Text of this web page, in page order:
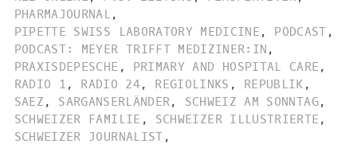
PHARMAJOURNAL ,
PIPETTE SWISS LABORATORY MEDICINE , PODCAST ,
PODCAST: MEYER TRIFFT MEDIZINER:IN ,
PRAXISDEPESCHE , PRIMARY AND HOSPITAL CARE ,
RADIO 1 , RADIO 24, REGIOLINKS , REPUBLIK ,
SAEZ , SARGANSERLÄNDER, SCHWEIZ AM SONNTAG,
SCHWEIZER FAMILIE , SCHWEIZER ILLUSTRIERTE ,
SCHWEIZER JOURNALIST ,